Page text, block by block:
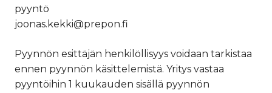
pyyntö
joonas.kekki@prepon.fi
Pyynnön esittäjän henkilöllisyys voidaan tarkistaa
ennen pyynnön käsittelemistä. Yritys vastaa
pyyntöihin 1 kuukauden sisällä pyynnön